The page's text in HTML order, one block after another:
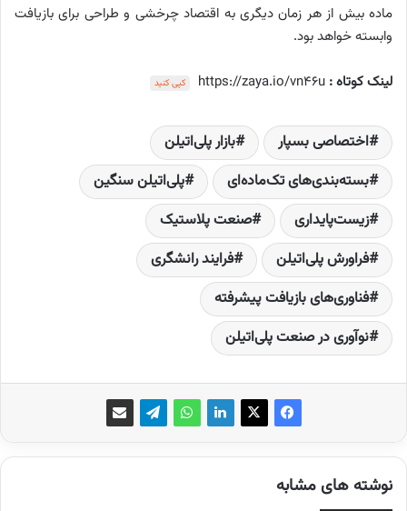
ماده بیش از هر زمان دیگری به اقتصاد چرخشی و طراحی برای بازیافت
وابسته خواهد بود.
لینک کوتاه : https://zaya.io/vn46u کپی کنید
اختصاصی بسپار
بازار پلی‌اتیلن
بسته‌بندی‌های تک‌ماده‌ای
پلی‌اتیلن سنگین
زیست‌‌پایداری
صنعت پلاستیک
فراورش پلی‌اتیلن
فرایند رانشگری
فناوری‌های بازیافت پیشرفته
نوآوری در صنعت پلی‌اتیلن
نوشته های مشابه